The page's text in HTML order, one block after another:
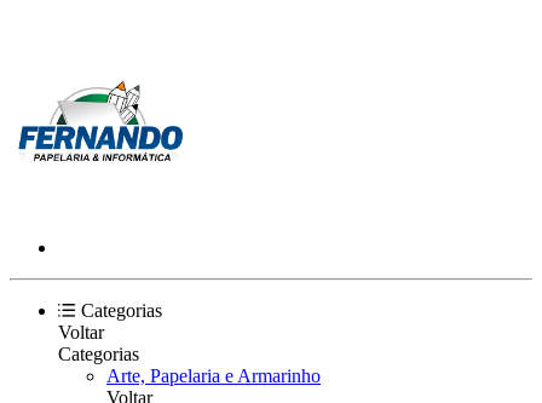
Categorias
Voltar
Categorias
Arte, Papelaria e Armarinho
Voltar